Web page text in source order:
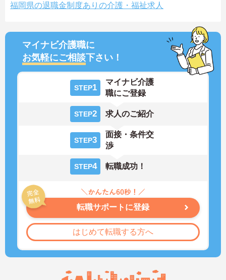
福岡県の退職金制度ありの介護・福祉求人
マイナビ介護職に
お気軽にご相談下さい！
STEP1
マイナビ介護
職にご登録
STEP2 求人のご紹介
STEP3
面接・条件交
渉
STEP4 転職成功！
転職サポートに登録
はじめて転職する方へ